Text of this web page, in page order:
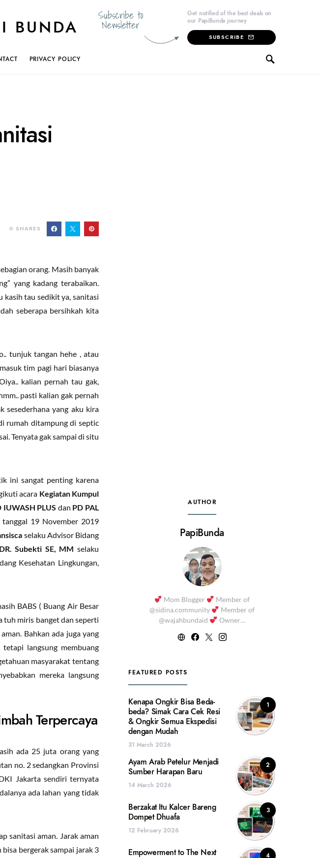
BUNDA
Subscribe to
Newsletter
Get notified of the best deals on
our PapiBunda journey
SUBSCRIBE
PRIVACY POLICY
0 SHARES
orang. Masih banyak
yang kadang terabaikan.
kasih tau sedikit ya, sanitasi
seberapa bersihkah kita
tunjuk tangan hehe , atau
tim pagi hari biasanya
kalian pernah tau gak,
pasti kalian gak pernah
sesederhana yang aku kira
rumah ditampung di septic
Tenyata gak sampai di situ
ini sangat penting karena
acara Kegiatan Kumpul
IUWASH PLUS dan PD PAL
19 November 2019
selaku Advisor Bidang
DR. Subekti SE, MMselaku
Kesehatan Lingkungan,
BABS ( Buang Air Besar
tuh miris banget dan seperti
Bahkan ada juga yang
langsung membuang
masyarakat tentang
mereka langsung
Terpercaya
ada 25 juta orang yang
no. 2 sedangkan Provinsi
Jakarta sendiri ternyata
ada lahan yang tidak
sanitasi aman. Jarak aman
bergerak sampai jarak 3
AUTHOR
PapiBunda
Mom Blogger
Member of
@sidina.community
Member of
@wajahbundaid
Owner…
FEATURED POSTS
1
Kenapa Ongkir Bisa Beda-
beda? Simak Cara Cek Resi
& Ongkir Semua Ekspedisi
dengan Mudah
31 March 2026
2
Ayam Arab Petelur Menjadi
Sumber Harapan Baru
14 March 2026
3
Berzakat Itu Kalcer Bareng
Dompet Dhuafa
12 February 2026
4
Empowerment to The Next